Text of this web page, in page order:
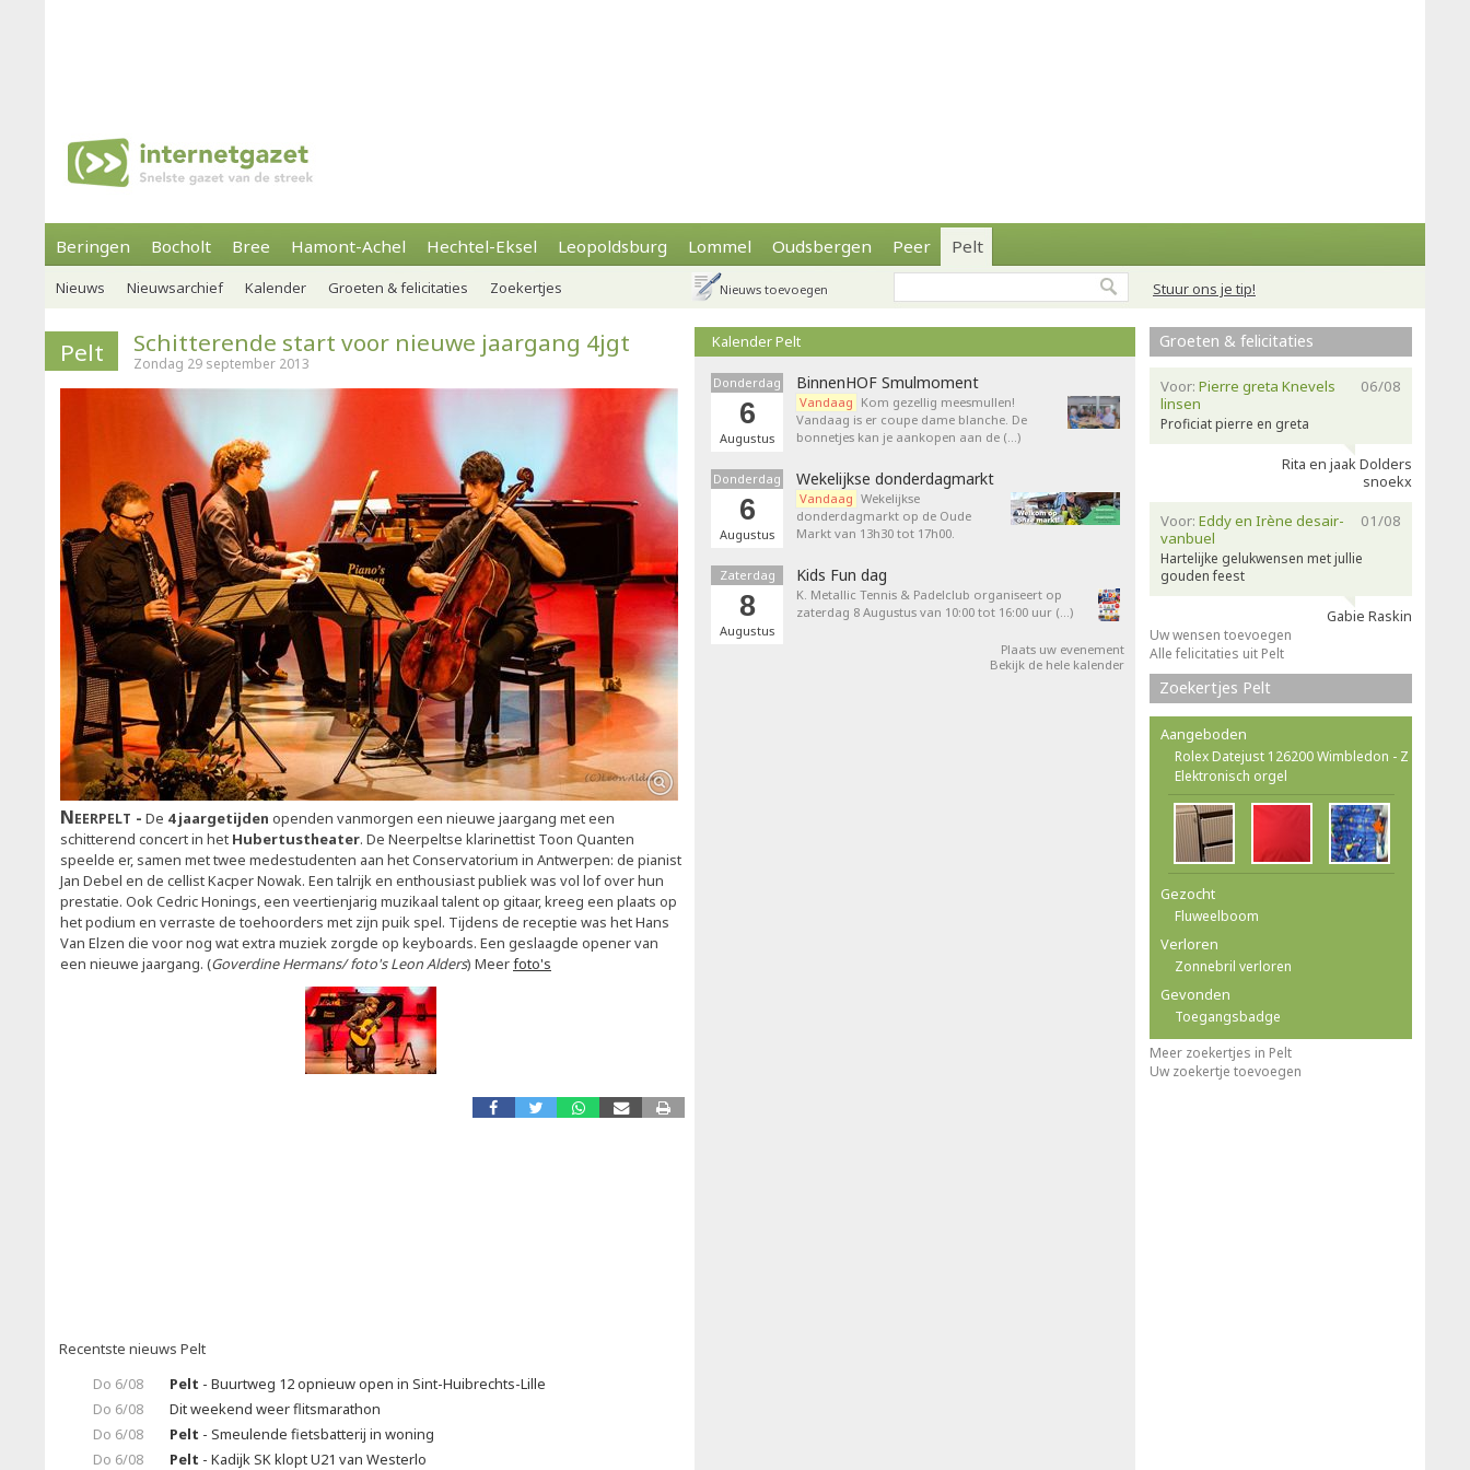
Beringen Bocholt Bree Hamont-Achel Hechtel-Eksel Leopoldsburg Lommel Oudsbergen Peer Pelt
Stuur ons je tip!
Nieuws Nieuwsarchief Kalender Groeten & felicitaties Zoekertjes Nieuws toevoegen
Pelt Schitterende start voor nieuwe jaargang 4jgt
Zondag 29 september 2013
Neerpelt De 4 jaargetijden openden vanmorgen een nieuwe jaargang met een
schitterend concert in het Hubertustheater. De Neerpeltse klarinettist Toon Quanten
speelde er, samen met twee medestudenten aan het Conservatorium in Antwerpen: de pianist
Jan Debel en de cellist Kacper Nowak. Een talrijk en enthousiast publiek was vol lof over hun
prestatie. Ook Cedric Honings, een veertienjarig muzikaal talent op gitaar, kreeg een plaats op
het podium en verraste de toehoorders met zijn puik spel. Tijdens de receptie was het Hans
Van Elzen die voor nog wat extra muziek zorgde op keyboards. Een geslaagde opener van
een nieuwe jaargang. (Goverdine Hermans/ foto's Leon Alders) Meerfoto's
Recentste nieuws Pelt
Do 6/08
Pelt - Buurtweg 12 opnieuw open in Sint-Huibrechts-Lille
Do 6/08
Dit weekend weer flitsmarathon
Do 6/08
Pelt - Smeulende fietsbatterij in woning
Do 6/08
Pelt - Kadijk SK klopt U21 van Westerlo
Kalender Pelt
Donderdag
6
Augustus
BinnenHOF Smulmoment
Vandaag Kom gezellig meesmullen!
Vandaag is er coupe dame blanche. De
bonnetjes kan je aankopen aan de (…)
Donderdag
6
Augustus
Wekelijkse donderdagmarkt
Vandaag Wekelijkse
donderdagmarkt op de Oude
Markt van 13h30 tot 17h00.
Zaterdag
8
Augustus
Kids Fun dag
K. Metallic Tennis & Padelclub organiseert op
zaterdag 8 Augustus van 10:00 tot 16:00 uur (…)
Plaats uw evenement
Bekijk de hele kalender
Groeten & felicitaties
06/08
Voor: Pierre greta Knevels
linsen
Proficiat pierre en greta
Rita en jaak Dolders
snoekx
01/08
Voor: Eddy en Irène desair-
vanbuel
Hartelijke gelukwensen met jullie
gouden feest
Gabie Raskin
Uw wensen toevoegen
Alle felicitaties uit Pelt
Zoekertjes Pelt
Aangeboden
Rolex Datejust 126200 Wimbledon - Z
Elektronisch orgel
Gezocht
Fluweelboom
Verloren
Zonnebril verloren
Gevonden
Toegangsbadge
Meer zoekertjes in Pelt
Uw zoekertje toevoegen